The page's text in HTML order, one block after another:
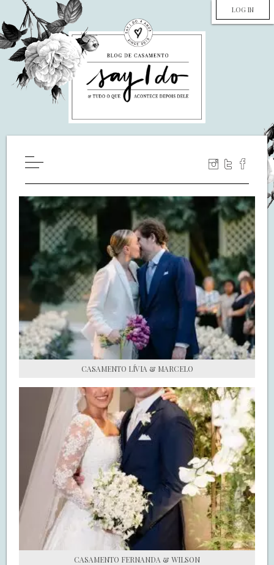
LOG IN
WILL YOU MARRY ME?
LUA DE MEL
COZINHA
DECORAÇÃO
DE NOIVA PRA NOIVA
S.O.S CASADAS
FALE COM O SAY I DO
CASAMENTO LÍVIA & MARCELO
CASAMENTO FERNANDA & WILSON